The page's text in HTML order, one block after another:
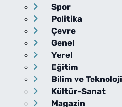
Spor
Politika
Çevre
Genel
Yerel
Eğitim
Bilim ve Teknoloji
Kültür-Sanat
Magazin